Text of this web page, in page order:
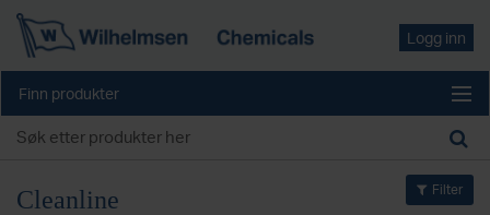
Logg inn
Finn produkter
Cleanline Filter